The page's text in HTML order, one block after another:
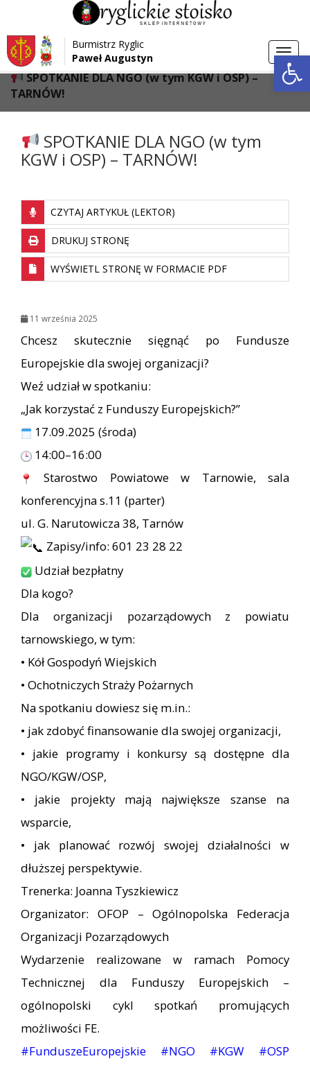
Przejdź do menu
Przejdź do głównej treści strony
Przejdź do stopki strony
Burmistrz Ryglic
Paweł Augustyn
Strona główna > Aktualności
SPOTKANIE DLA NGO (w tym KGW i OSP) –
TARNÓW!
SPOTKANIE DLA NGO (w tym
KGW i OSP) – TARNÓW!
CZYTAJ ARTYKUŁ (LEKTOR)
DRUKUJ STRONĘ
WYŚWIETL STRONĘ W FORMACIE PDF
11 września 2025
Chcesz skutecznie sięgnąć po Fundusze
Europejskie dla swojej organizacji?
Weź udział w spotkaniu:
„Jak korzystać z Funduszy Europejskich?”
17.09.2025 (środa)
14:00–16:00
Starostwo Powiatowe w Tarnowie, sala
konferencyjna s.11 (parter)
ul. G. Narutowicza 38, Tarnów
Zapisy/info: 601 23 28 22
Udział bezpłatny
Dla kogo?
Dla organizacji pozarządowych z powiatu
tarnowskiego, w tym:
• Kół Gospodyń Wiejskich
• Ochotniczych Straży Pożarnych
Na spotkaniu dowiesz się m.in.:
• jak zdobyć finansowanie dla swojej organizacji,
• jakie programy i konkursy są dostępne dla
NGO/KGW/OSP,
• jakie projekty mają największe szanse na
wsparcie,
• jak planować rozwój swojej działalności w
dłuższej perspektywie.
Trenerka: Joanna Tyszkiewicz
Organizator: OFOP – Ogólnopolska Federacja
Organizacji Pozarządowych
Wydarzenie realizowane w ramach Pomocy
Technicznej dla Funduszy Europejskich –
ogólnopolski cykl spotkań promujących
możliwości FE.
#FunduszeEuropejskie
#NGO #KGW
#OSP